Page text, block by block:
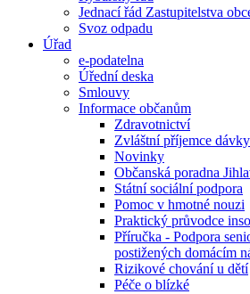
Jednací řád Zastupitelstva
Svoz odpadu
Úřad
e-podatelna
Úřední deska
Smlouvy
Informace občanům
Zdravotnictví
Zvláštní příjemce
Novinky
Občanská poradna
Státní sociální podpora
Pomoc v hmotné nouzi
Praktický průvodce
Příručka - Podpora
postižených domácím
Rizikové chování u dětí
Péče o blízké